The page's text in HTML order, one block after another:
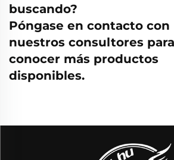
buscando?
Póngase en contacto con
nuestros consultores para
conocer más productos
disponibles.